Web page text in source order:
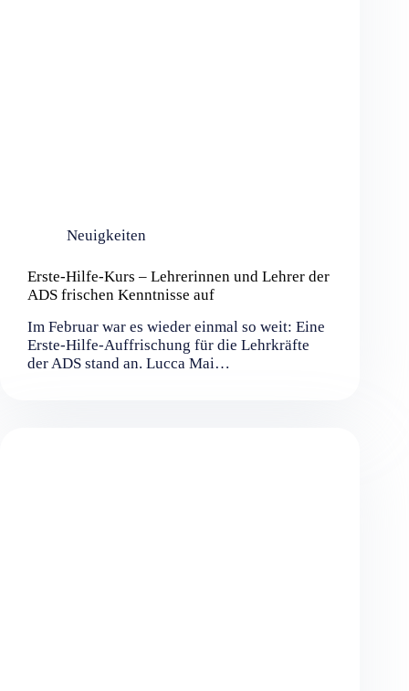
Neuigkeiten
Erste-Hilfe-Kurs – Lehrerinnen und Lehrer der
ADS frischen Kenntnisse auf
Im Februar war es wieder einmal so weit: Eine
Erste-Hilfe-Auffrischung für die Lehrkräfte
der ADS stand an. Lucca Mai…